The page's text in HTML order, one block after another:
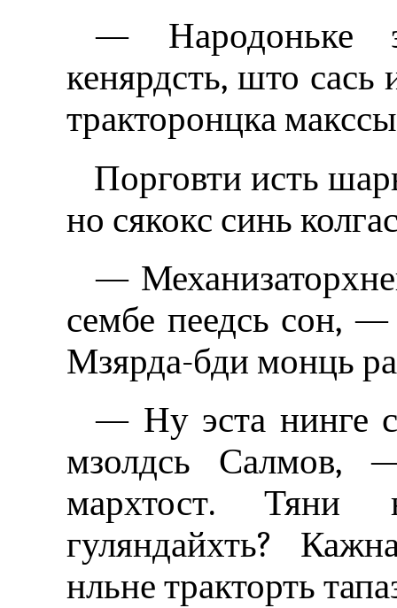
— Народоньке
кенярдсть, што сась
тракторонцка
Порговти исть
но сякокс синь
—
сембе пеедсь сон, —
Мзярда-бди монць
— Ну эста нинге
мзолдсь Салмов,
мархтост. Тяни
гуляндайхть?
нльне тракторть